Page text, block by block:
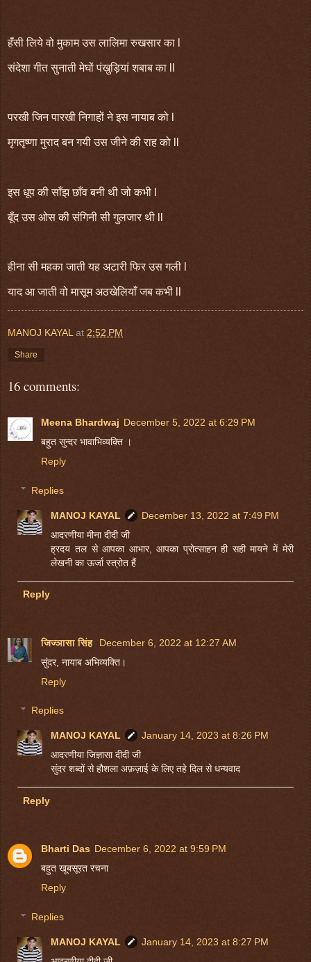
हँसी लिये वो मुकाम उस लालिमा रुखसार का l
संदेशा गीत सुनाती मेघों पंखुड़ियां शबाब का ll
परखी जिन पारखी निगाहों ने इस नायाब को l
मृगतृष्णा मुराद बन गयी उस जीने की राह को ll
इस धूप की साँझ छाँव बनी थी जो कभी l
बूँद उस ओस की संगिनी सी गुलजार थी ll
हीना सी महका जाती यह अटारी फिर उस गली l
याद आ जाती वो मासूम अठखेलियाँ जब कभी ll
MANOJ KAYAL at 2:52 PM
Share
16 comments:
Meena Bhardwaj December 5, 2022 at 6:29 PM
बहुत सुन्दर भावाभिव्यक्ति ।
Reply
Replies
MANOJ KAYAL
December 13, 2022 at 7:49 PM
आदरणीया मीना दीदी जी
ह्रदय तल से आपका आभार, आपका प्रोत्साहन ही सही मायने में मेरी
लेखनी का ऊर्जा स्त्रोत हैं
Reply
जिज्ञासा सिंह
December 6, 2022 at 12:27 AM
सुंदर, नायाब अभिव्यक्ति।
Reply
Replies
MANOJ KAYAL
January 14, 2023 at 8:26 PM
आदरणीया जिज्ञासा दीदी जी
सुंदर शब्दों से हौशला अफ़ज़ाई के लिए तहे दिल से धन्यवाद
Reply
Bharti Das December 6, 2022 at 9:59 PM
बहुत खूबसूरत रचना
Reply
Replies
MANOJ KAYAL
January 14, 2023 at 8:27 PM